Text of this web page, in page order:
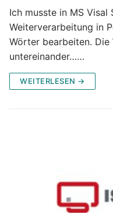
Ich musste in MS
Weiterverarbeitung in
Wörter bearbeiten.
untereinander……
WEITERLESEN →